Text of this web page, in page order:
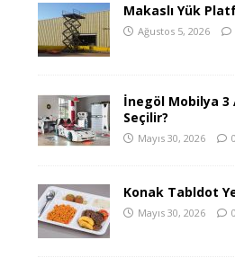
Makaslı Yük
Ağustos 5, 2026
İnegöl Mobilya 3
Seçilir?
Mayıs 30, 2026 0
Konak Tabldot
Mayıs 30, 2026 0